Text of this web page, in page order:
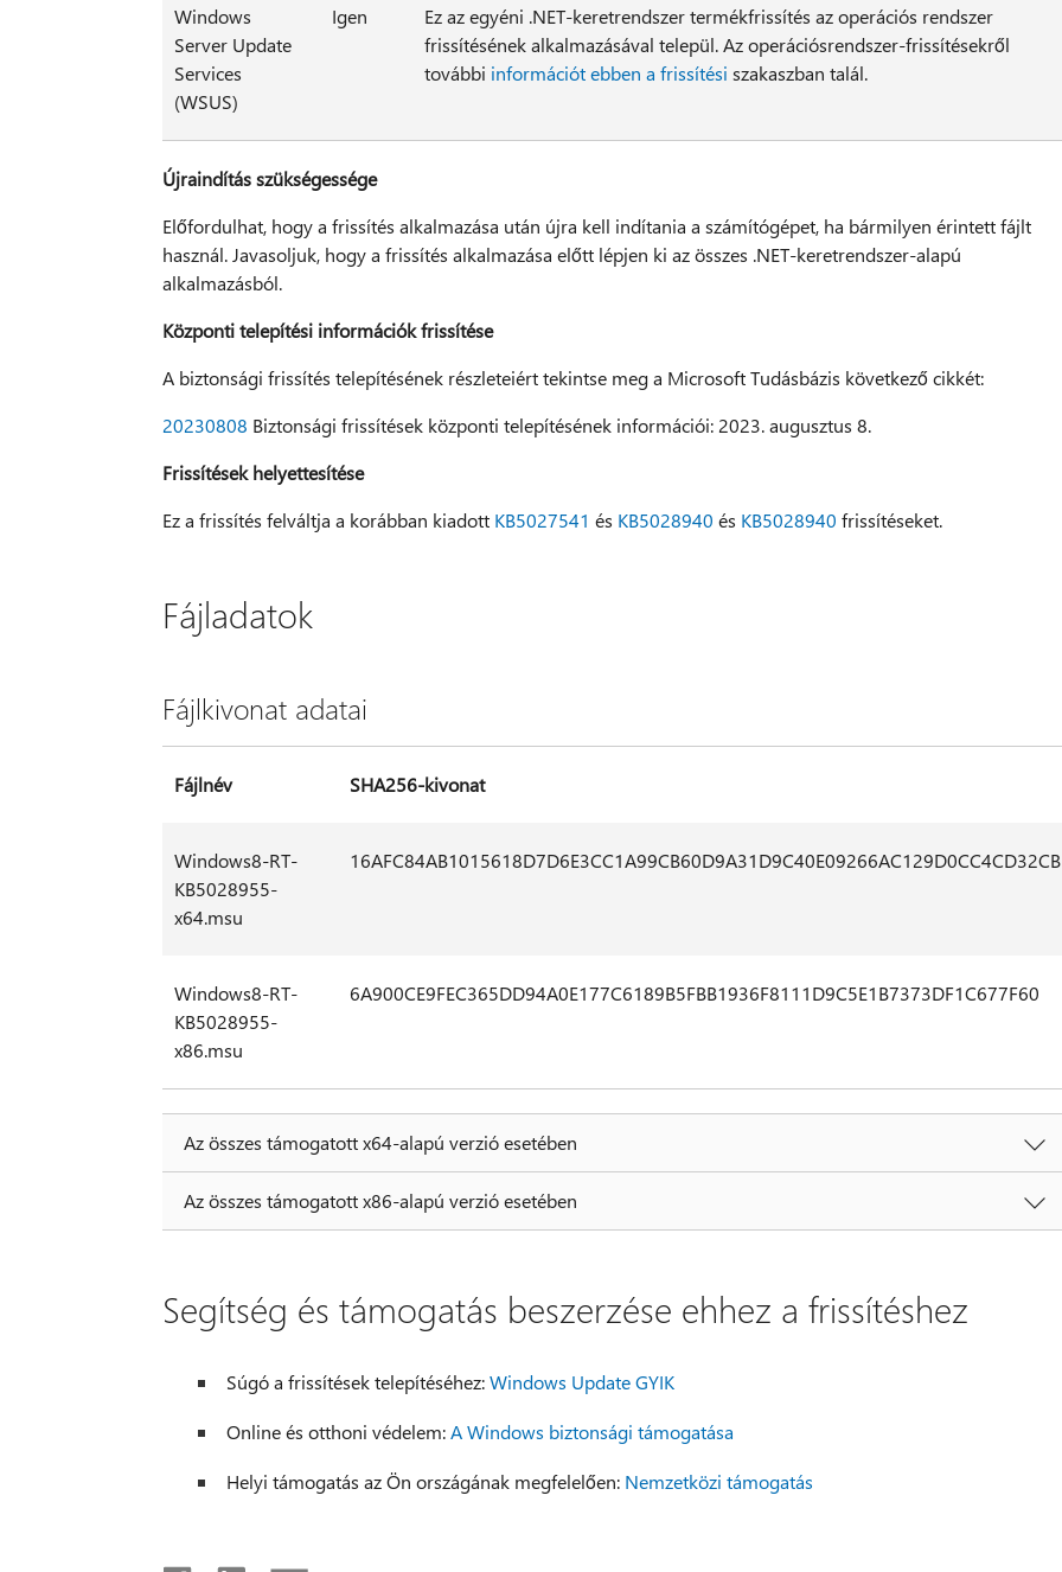
Windows
Server Update
Services
(WSUS)
Igen
Ez az egyéni .NET-keretrendszer termékfrissítés az operációs rendszer
frissítésének alkalmazásával települ. Az operációsrendszer-frissítésekről
további információt ebben a frissítési szakaszban talál.
Újraindítás szükségessége
Előfordulhat, hogy a frissítés alkalmazása után újra kell indítania a számítógépet, ha bármilyen érintett fájlt
használ. Javasoljuk, hogy a frissítés alkalmazása előtt lépjen ki az összes .NET-keretrendszer-alapú
alkalmazásból.
Központi telepítési információk frissítése
A biztonsági frissítés telepítésének részleteiért tekintse meg a Microsoft Tudásbázis következő cikkét:
20230808 Biztonsági frissítések központi telepítésének információi: 2023. augusztus 8.
Frissítések helyettesítése
Ez a frissítés felváltja a korábban kiadott KB5027541 és KB5028940 és KB5028940 frissítéseket.
Fájladatok
Fájlkivonat adatai
Fájlnév SHA256-kivonat
Windows8-RT-
KB5028955-
x64.msu
16AFC84AB1015618D7D6E3CC1A99CB60D9A31D9C40E09266AC129D0CC4CD32CB
Windows8-RT-
KB5028955-
x86.msu
6A900CE9FEC365DD94A0E177C6189B5FBB1936F8111D9C5E1B7373DF1C677F60
Az összes támogatott x64-alapú verzió esetében
Az összes támogatott x86-alapú verzió esetében
Segítség és támogatás beszerzése ehhez a frissítéshez
Súgó a frissítések telepítéséhez:Windows Update GYIK
Online és otthoni védelem:A Windows biztonsági támogatása
Helyi támogatás az Ön országának megfelelően: Nemzetközi támogatás